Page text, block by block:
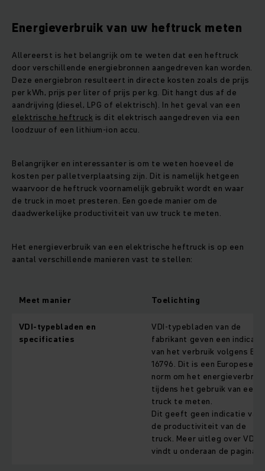
Energieverbruik van uw heftruck meten
Allereerst is het belangrijk om te weten dat een heftruck
door verschillende energiebronnen aangedreven kan worden.
Deze energiebron resulteert in directe kosten zoals de prijs
per kWh, prijs per liter of prijs per kg. Dit hangt dus af de
aandrijving (diesel, LPG of elektrisch). In het geval van een
elektrische heftruck is dit elektrisch aangedreven via een
loodzuur of een lithium-ion accu.
Belangrijker en interessanter is om te weten hoeveel de
kosten per palletverplaatsing zijn. Dit is namelijk hetgeen
waarvoor de heftruck voornamelijk gebruikt wordt en waar
de truck in moet presteren. Een goede manier om de
daadwerkelijke productiviteit van uw truck te meten.
Het energieverbruik van een elektrische heftruck is op een
aantal verschillende manieren vast te stellen:
Meet manier Toelichting
VDI-typebladen en
specificaties
VDI-typebladen van de
fabrikant geven een
van het verbruik volgens EN
16796. Dit is een Europese
norm om het energieverbruik
tijdens het gebruik van een
truck te meten.
Dit geeft geen indicatie van
de productiviteit van de
truck. Meer uitleg over VDI,
vindt u onderaan de pagina.